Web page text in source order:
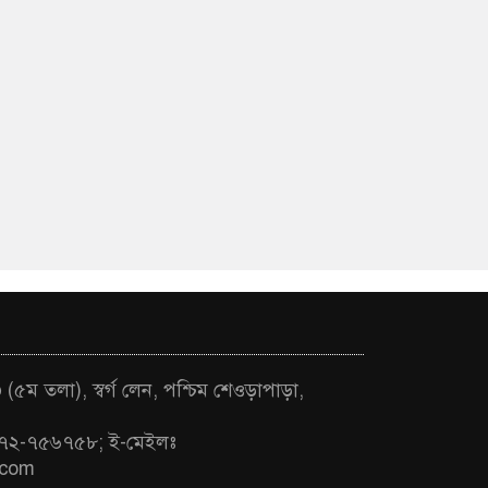
তলা), স্বর্গ লেন, পশ্চিম শেওড়াপাড়া,
৭৫৬৭৫৮; ই-মেইলঃ